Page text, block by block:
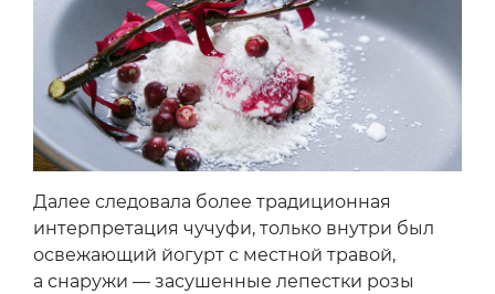
Далее следовала более традиционная
интерпретация чучуфи, только внутри был
освежающий йогурт с местной травой,
а снаружи — засушенные лепестки розы